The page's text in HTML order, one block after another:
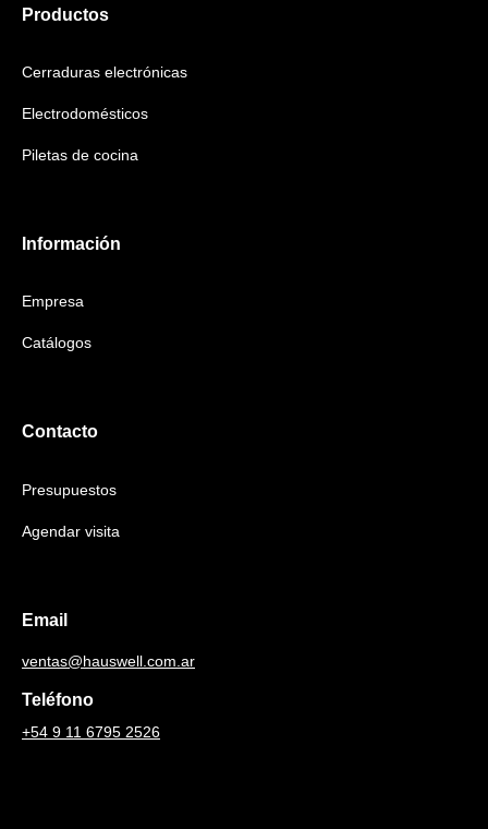
Productos
Cerraduras electrónicas
Electrodomésticos
Piletas de cocina
Información
Empresa
Catálogos
Contacto
Presupuestos
Agendar visita
Email
ventas@hauswell.com.ar
Teléfono
+54 9 11 6795 2526